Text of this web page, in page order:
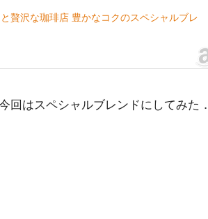
贅沢な珈琲店 豊かなコクのスペシャルブレ
回はスペシャルブレンドにしてみた．